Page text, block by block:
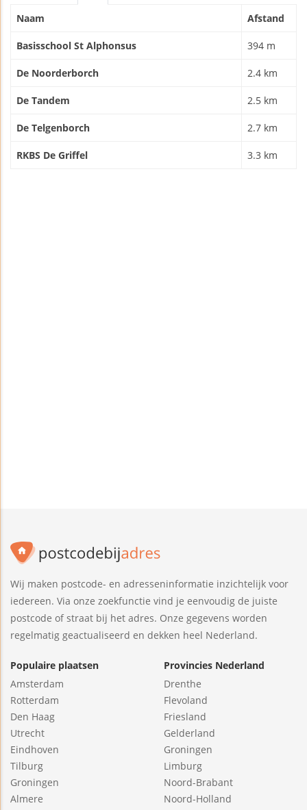
Naam Afstand
Basisschool St Alphonsus 394 m
De Noorderborch 2.4 km
De Tandem 2.5 km
De Telgenborch 2.7 km
RKBS De Griffel 3.3 km
Wij maken postcode- en adresseninformatie inzichtelijk voor
iedereen. Via onze zoekfunctie vind je eenvoudig de juiste
postcode of straat bij het adres. Onze gegevens worden
regelmatig geactualiseerd en dekken heel Nederland.
Populaire plaatsen
Amsterdam
Rotterdam
Den Haag
Utrecht
Eindhoven
Tilburg
Groningen
Almere
Provincies Nederland
Drenthe
Flevoland
Friesland
Gelderland
Groningen
Limburg
Noord-Brabant
Noord-Holland